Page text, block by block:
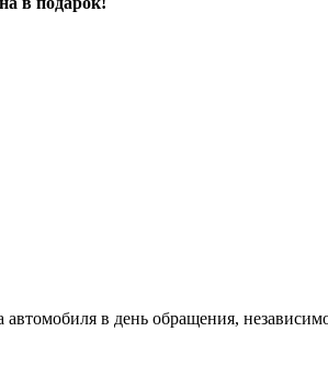
в день обращения,